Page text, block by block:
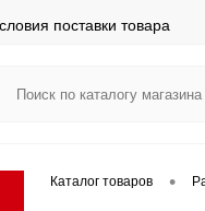
поставки товара
Каталог товаров •